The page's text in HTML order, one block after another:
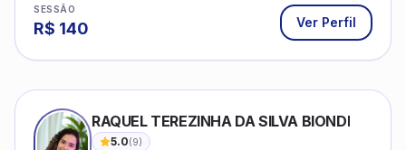
SESSÃO
R$ 140 Ver Perfil
RAQUEL TEREZINHA DA SILVA BIONDI
5.0(9)